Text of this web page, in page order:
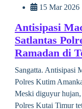
15 Mar 2026
Antisipasi
Satlantas
Ramadan di
Sangatta. Antisipasi
Polres Kutim
Meski diguyur hujan,
Polres Kutai Timur